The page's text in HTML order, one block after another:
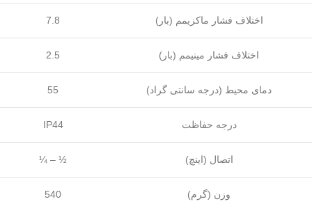
اختلاف فشار ماکزیمم (بار) 7.8
اختلاف فشار مینیمم (بار) 2.5
دمای محیط (درجه سانتی گراد) 55
درجه حفاظت IP44
اتصال (اینچ) ¼ – ½
وزن (گرم) 540